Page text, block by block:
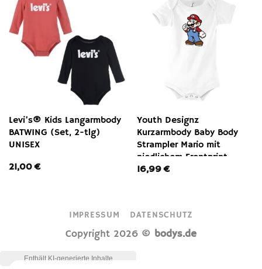
Levi’s® Kids Langarmbody
BATWING (Set, 2-tlg)
UNISEX
21,00€
Youth Designz
Kurzarmbody Baby Body
Strampler Mario mit
niedlichem Frontprint
16,99€
IMPRESSUM DATENSCHUTZ
Copyright 2026 © bodys.de